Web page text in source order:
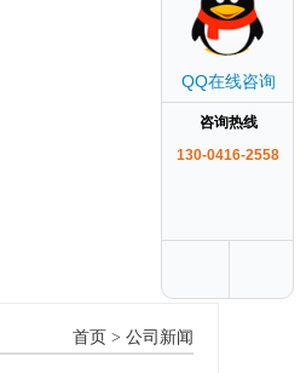
首页 > 公司新闻
QQ在线咨询
咨询热线
130-0416-2558